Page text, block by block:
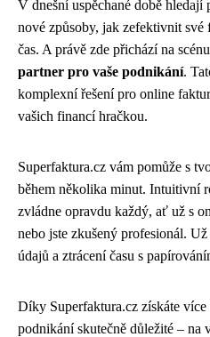
V dnešní uspěchané době hledají
nové způsoby, jak zefektivnit své
čas. A právě zde přichází na
partner pro vaše podnikání.
komplexní řešení pro online
vašich financí hračkou.
Superfaktura.cz vám pomůže s
během několika minut. Intuitivní
zvládne opravdu každý, ať už s
nebo jste zkušený profesionál.
údajů a ztrácení času s
Díky Superfaktura.cz získáte více
podnikání skutečně důležité – na